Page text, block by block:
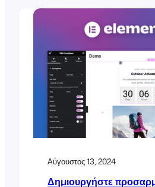
limitations that can affect
email delivery. In this
these limitations, discuss
Αύγουστος 13, 2024
Δημιουργήστε